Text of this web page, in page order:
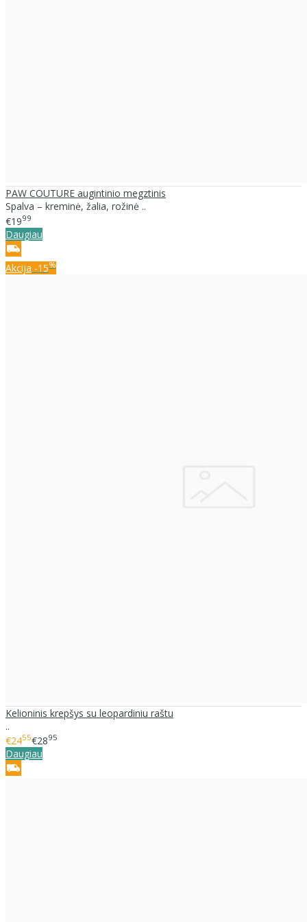
PAW COUTURE augintinio megztinis
Spalva – kreminė, žalia, rožinė ..
€1999
Daugiau
Akcija -15%
Kelioninis krepšys su leopardiniu raštu
..
€2455€2895
Daugiau